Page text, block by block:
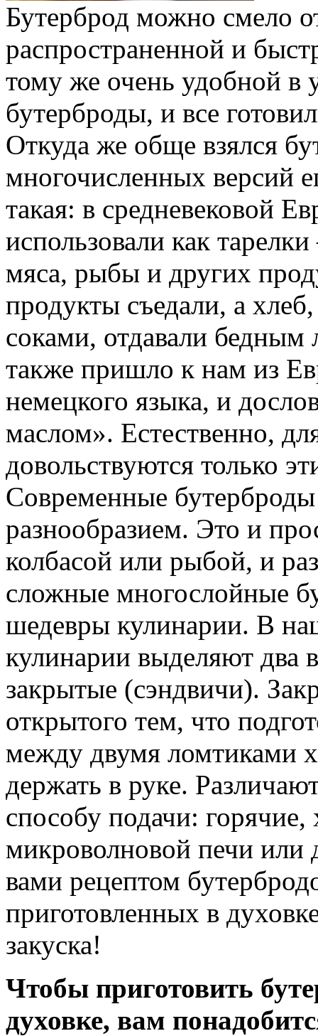
Бутерброд можно смело
распространенной и
тому же очень удобной в
бутерброды, и все
Откуда же обще взялся
многочисленных версий
такая: в средневековой
использовали как
мяса, рыбы и других
продукты съедали, а
соками, отдавали
также пришло к нам из
немецкого языка, и
маслом». Естественно,
довольствуются только
Современные
разнообразием. Это и
колбасой или рыбой, и
сложные многослойные
шедевры кулинарии. В
кулинарии выделяют два
закрытые (сэндвичи).
открытого тем, что
между двумя ломтиками
держать в руке.
способу подачи:
микроволновой печи или
вами рецептом
приготовленных в
закуска!
Чтобы приготовить
духовке, вам